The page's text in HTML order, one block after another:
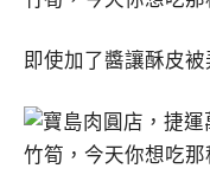
即使加了醬讓酥皮